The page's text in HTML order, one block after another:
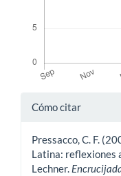
Detalles
artículo
Cómo citar
Pressacco, C. F.
Latina: reflexiones
Lechner.